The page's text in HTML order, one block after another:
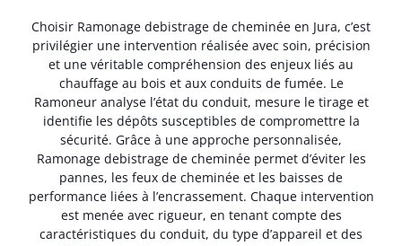
Choisir Ramonage debistrage de cheminée en Jura, c’est
privilégier une intervention réalisée avec soin, précision
et une véritable compréhension des enjeux liés au
chauffage au bois et aux conduits de fumée. Le
Ramoneur analyse l’état du conduit, mesure le tirage et
identifie les dépôts susceptibles de compromettre la
sécurité. Grâce à une approche personnalisée,
Ramonage debistrage de cheminée permet d’éviter les
pannes, les feux de cheminée et les baisses de
performance liées à l’encrassement. Chaque intervention
est menée avec rigueur, en tenant compte des
caractéristiques du conduit, du type d’appareil et des